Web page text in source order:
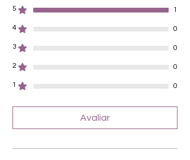
5 1
4 0
3 0
2 0
1 0
Avaliar